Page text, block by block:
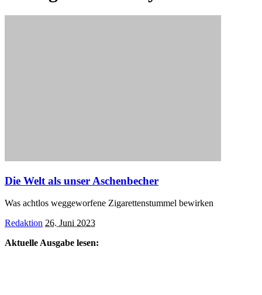
Die Welt als unser Aschenbecher
Was achtlos weggeworfene Zigarettenstummel bewirken
Posted
Redaktion 26. Juni 2023
Aktuelle Ausgabe lesen: